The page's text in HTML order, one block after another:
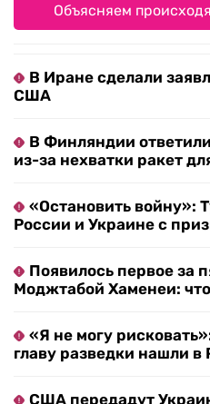
Объясняем
В Иране сделали
США
В Финляндии
из-за нехватки ракет
«Остановить войну»:
России и Украине с
Появилось первое за
Моджтабой Хаменеи:
«Я не могу
главу разведки нашли в
США передадут